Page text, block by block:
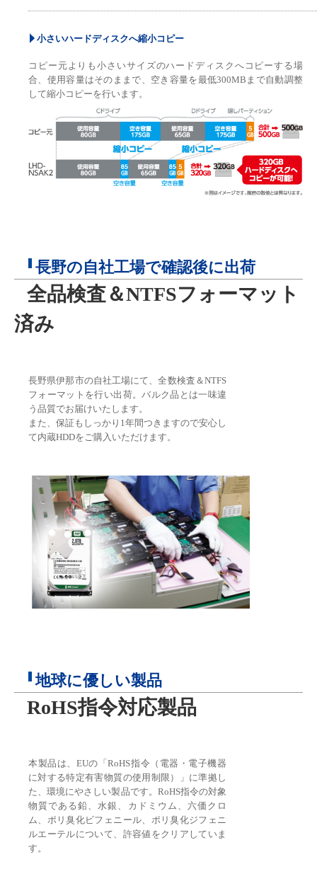
小さいハードディスクへ縮小コピー
コピー元よりも小さいサイズのハードディスクへコピーする場
合、使用容量はそのままで、空き容量を最低300MBまで自動調整
して縮小コピーを行います。
長野の自社工場で確認後に出荷
全品検査＆NTFSフォーマット
済み
長野県伊那市の自社工場にて、全数検査＆NTFS
フォーマットを行い出荷。バルク品とは一味違
う品質でお届けいたします。
また、保証もしっかり1年間つきますので安心し
て内蔵HDDをご購入いただけます。
地球に優しい製品
RoHS指令対応製品
本製品は、EUの「RoHS指令（電器・電子機器
に対する特定有害物質の使用制限）」に準拠し
た、環境にやさしい製品です。RoHS指令の対象
物質である鉛、水銀、カドミウム、六価クロ
ム、ポリ臭化ビフェニール、ポリ臭化ジフェニ
ルエーテルについて、許容値をクリアしていま
す。